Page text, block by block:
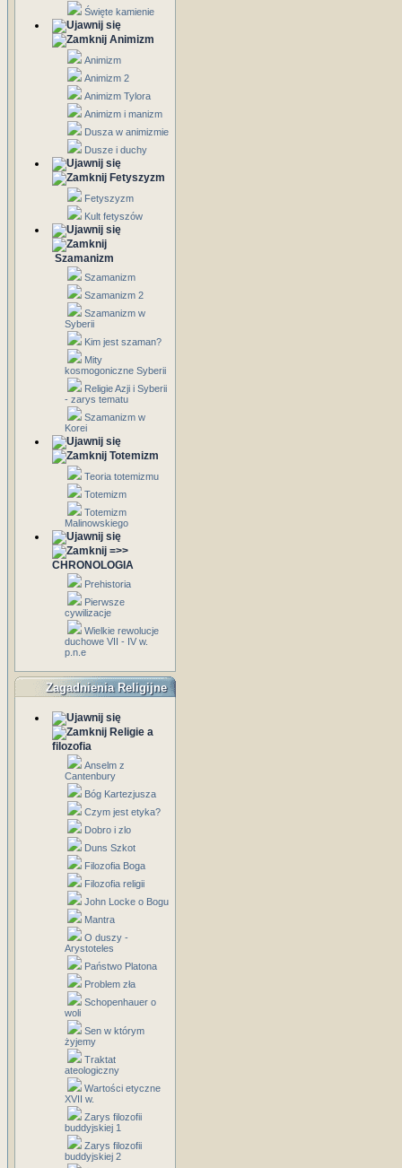
Święte kamienie
Animizm
Animizm
Animizm 2
Animizm Tylora
Animizm i manizm
Dusza w animizmie
Dusze i duchy
Fetyszyzm
Fetyszyzm
Kult fetyszów
Szamanizm
Szamanizm
Szamanizm 2
Szamanizm w
Syberii
Kim jest szaman?
Mity
kosmogoniczne Syberii
Religie Azji i Syberii
- zarys tematu
Szamanizm w
Korei
Totemizm
Teoria totemizmu
Totemizm
Totemizm
Malinowskiego
=>>
CHRONOLOGIA
Prehistoria
Pierwsze
cywilizacje
Wielkie rewolucje
duchowe VII - IV w.
p.n.e
Zagadnienia Religijne
Religie a
filozofia
Anselm z
Cantenbury
Bóg Kartezjusza
Czym jest etyka?
Dobro i zlo
Duns Szkot
Filozofia Boga
Filozofia religii
John Locke o Bogu
Mantra
O duszy -
Arystoteles
Państwo Platona
Problem zła
Schopenhauer o
woli
Sen w którym
żyjemy
Traktat
ateologiczny
Wartości etyczne
XVII w.
Zarys filozofii
buddyjskiej 1
Zarys filozofii
buddyjskiej 2